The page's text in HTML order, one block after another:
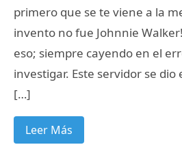
primero que se te viene a la
invento no fue Johnnie
eso; siempre cayendo en el
investigar. Este servidor se
[…]
Leer Más